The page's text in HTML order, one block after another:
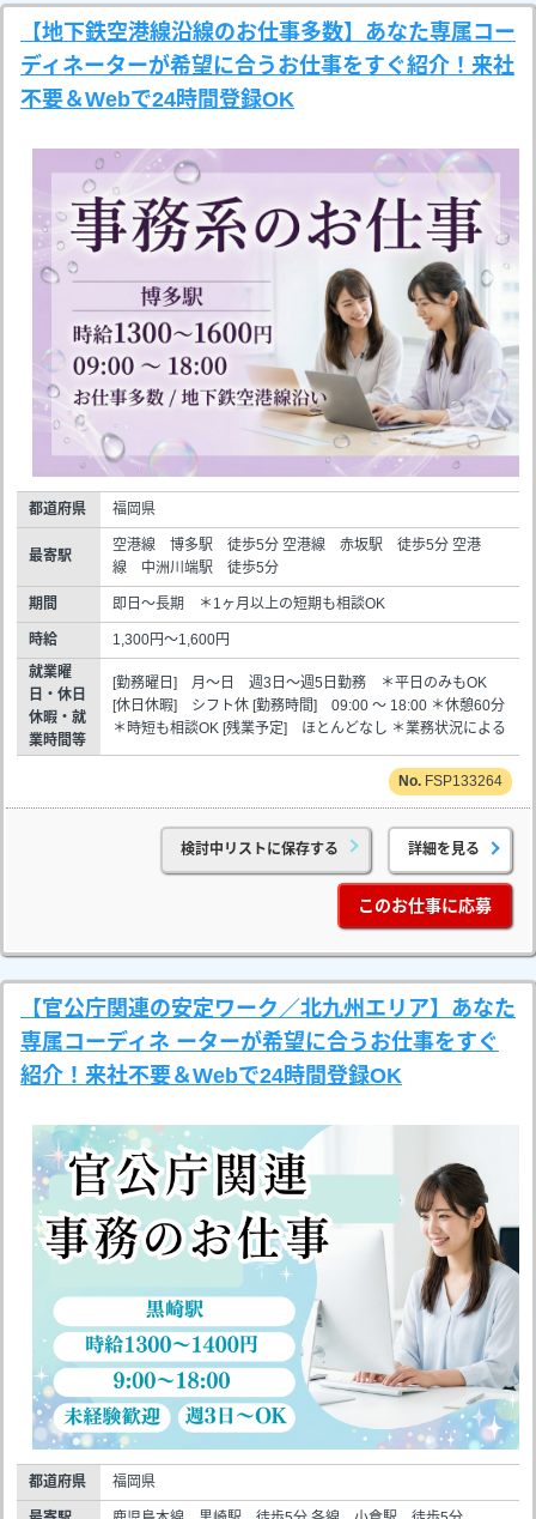
【地下鉄空港線沿線のお仕事多数】あなた専属コー
ディネーターが希望に合うお仕事をすぐ紹介！来社
不要＆Webで24時間登録OK
都道府県 福岡県
最寄駅
空港線 博多駅 徒歩5分 空港線 赤坂駅 徒歩5分 空港
線 中洲川端駅 徒歩5分
期間 即日～長期 ＊1ヶ月以上の短期も相談OK
時給
1,300円～1,600円
就業曜
日・休日
休暇・就
業時間等
[勤務曜日] 月～日 週3日～週5日勤務 ＊平日のみもOK
[休日休暇] シフト休 [勤務時間] 09:00 ～ 18:00 ＊休憩60分
＊時短も相談OK [残業予定] ほとんどなし ＊業務状況による
FSP133264
検討中リストに保存する 詳細を見る
このお仕事に応募
【官公庁関連の安定ワーク／北九州エリア】あなた
専属コーディネ ーターが希望に合うお仕事をすぐ
紹介！来社不要＆Webで24時間登録OK
都道府県 福岡県